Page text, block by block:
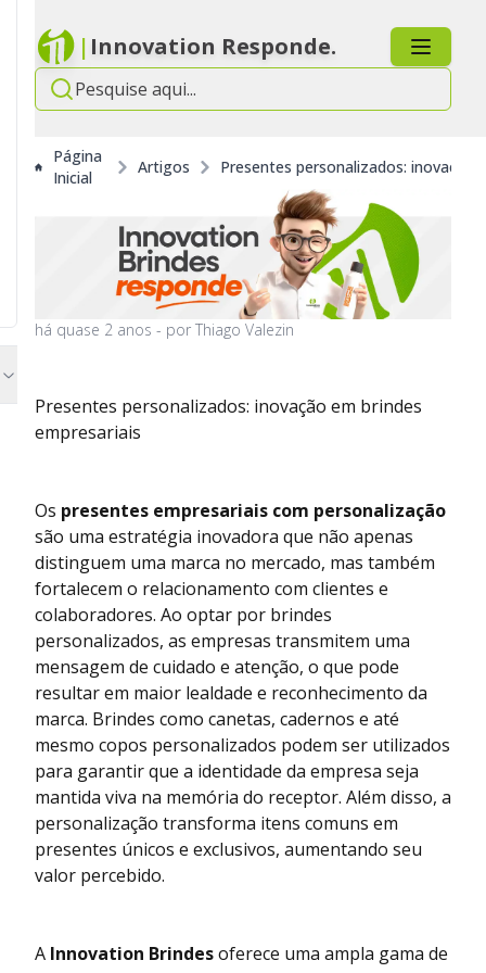
| Innovation Responde.
Página
Inicial
Artigos Presentes personalizados: inovação
há quase 2 anos - por Thiago Valezin
Presentes personalizados: inovação em brindes
empresariais
Os presentes empresariais com personalização
são uma estratégia inovadora que não apenas
distinguem uma marca no mercado, mas também
fortalecem o relacionamento com clientes e
colaboradores. Ao optar por brindes
personalizados, as empresas transmitem uma
mensagem de cuidado e atenção, o que pode
resultar em maior lealdade e reconhecimento da
marca. Brindes como canetas, cadernos e até
mesmo copos personalizados podem ser utilizados
para garantir que a identidade da empresa seja
mantida viva na memória do receptor. Além disso, a
personalização transforma itens comuns em
presentes únicos e exclusivos, aumentando seu
valor percebido.
A Innovation Brindesoferece uma ampla gama de